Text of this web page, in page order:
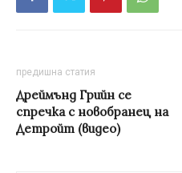
предишна статия
Дреймънд Грийн се
спречка с новобранец на
Детройт (видео)